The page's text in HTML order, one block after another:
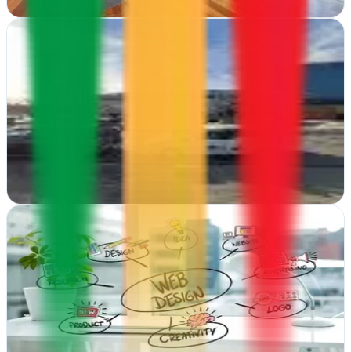
Ver ficha
Be Marketing Co.
Be Marketing Co. impulsa negocios en Reus con estrategias de
marketing integral, transformando objetivos en resultados medibles
y crecimiento sostenido
Ver ficha
Blocdeesbozos
Málaga
Blocdeesbozos en Málaga te ofrece hosting web, diseño gráfico y
estrategias digitales adaptadas a tu negocio